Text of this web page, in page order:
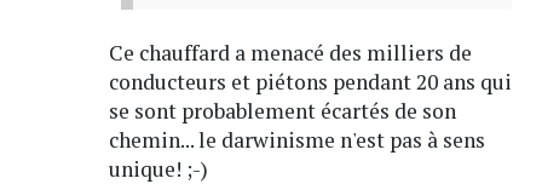
Ce chauffard a menacé des milliers de
conducteurs et piétons pendant 20 ans qui
se sont probablement écartés de son
chemin... le darwinisme n'est pas à sens
unique! ;-)